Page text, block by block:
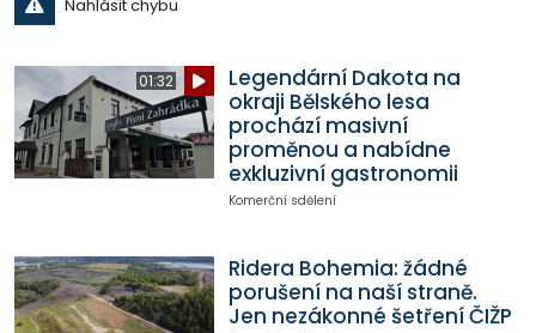
Nahlásit chybu
01:32
Legendární Dakota na
okraji Bělského lesa
prochází masivní
proměnou a nabídne
exkluzivní gastronomii
Komerční sdělení
Ridera Bohemia: žádné
porušení na naší straně.
Jen nezákonné šetření ČIŽP